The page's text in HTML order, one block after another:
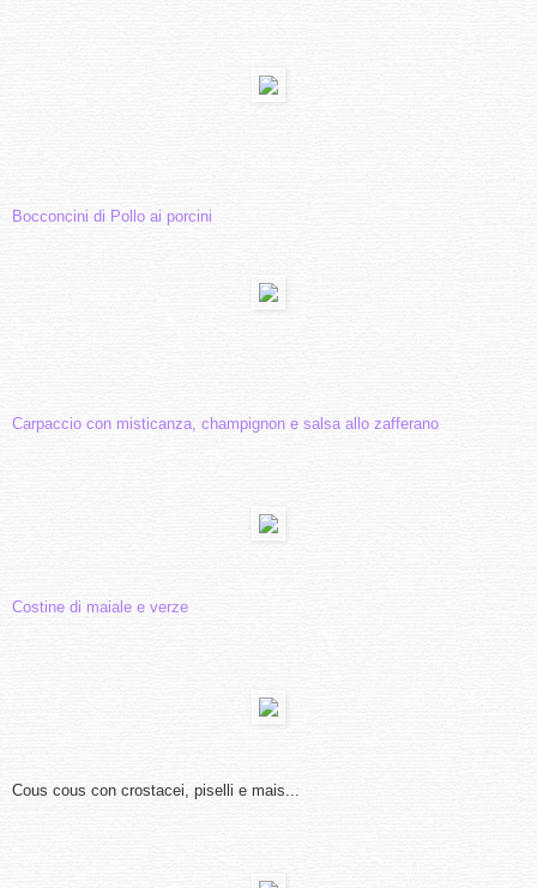
Bocconcini di Pollo ai porcini
Carpaccio con misticanza, champignon e salsa allo zafferano
Costine di maiale e verze
Cous cous con crostacei, piselli e mais...